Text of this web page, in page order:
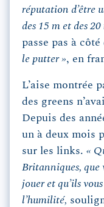
réputation d’être
des 15 m et des 20
passe pas à
le putter », en
L’aise montrée
des greens
Depuis des
un à deux mois
sur les links. «
Britanniques, que
jouer et qu’ils
l’humilité,